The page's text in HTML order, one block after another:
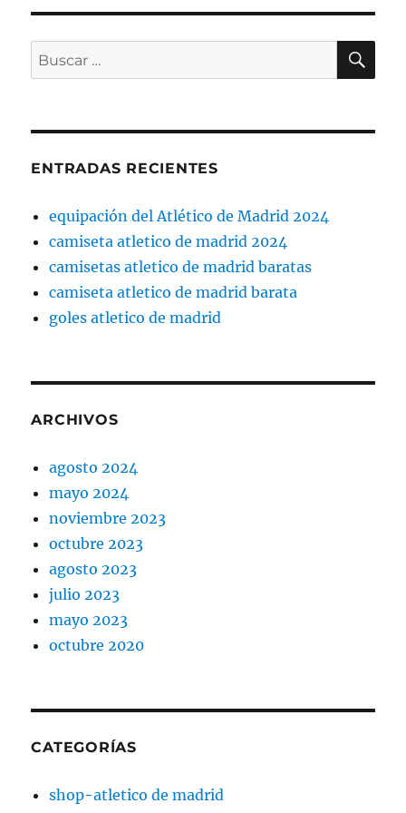
Buscar
por:
ENTRADAS RECIENTES
equipación del Atlético de Madrid 2024
camiseta atletico de madrid 2024
camisetas atletico de madrid baratas
camiseta atletico de madrid barata
goles atletico de madrid
ARCHIVOS
agosto 2024
mayo 2024
noviembre 2023
octubre 2023
agosto 2023
julio 2023
mayo 2023
octubre 2020
CATEGORÍAS
shop-atletico de madrid